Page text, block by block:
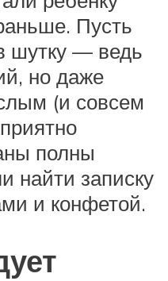
Пусть
шутку — ведь
но даже
(и совсем
полны
найти записку
и конфетой.